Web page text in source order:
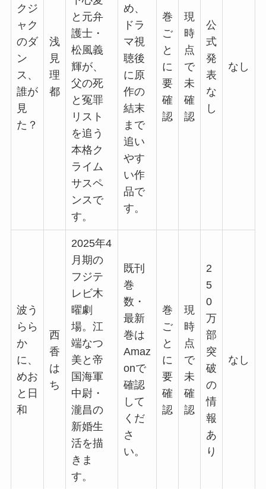
クジ
ャク
のダ
ン
ス、
誰が
見
た？
浅
見
理
都
と元弁
護士・
松風義
輝が、
父の死
と冤罪
リスト
を追う
本格ク
ライム
サスペ
ンスで
す。
め、
ドラ
マ視
聴後
に原
作の
結末
まで
追い
やす
い作
品で
す。
巻
ご
と
に
要
確
認
現
時
点
で
未
確
認
公
式
発
表
な
し
なし
波う
らら
か
に、
めお
と日
和
西
香
は
ち
2025年4
月期の
フジテ
レビ木
曜劇
場。江
端なつ
美と帝
国海軍
中尉・
瀧昌の
新婚生
活を描
きま
す。
既刊
巻
数・
最新
巻は
Amaz
onで
確認
して
くだ
さ
い。
巻
ご
と
に
要
確
認
現
時
点
で
未
確
認
2
5
0
万
部
突
破
の
情
報
あ
り
なし